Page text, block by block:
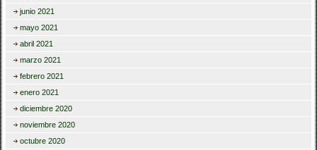
junio 2021
mayo 2021
abril 2021
marzo 2021
febrero 2021
enero 2021
diciembre 2020
noviembre 2020
octubre 2020